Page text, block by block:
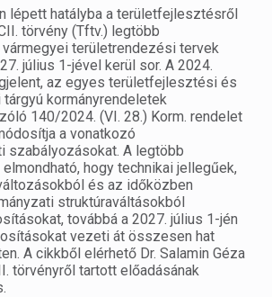
lépett hatályba a területfejlesztésről
törvény (Tftv.) legtöbb
területrendezési tervek
július 1-jével kerül sor. A 2024.
az egyes területfejlesztési és
kormányrendeletek
140/2024. (VI. 28.) Korm. rendelet
a vonatkozó
szabályozásokat. A legtöbb
hogy technikai jellegűek,
és az időközben
struktúraváltásokból
továbbá a 2027. július 1-jén
vezeti át összesen hat
A cikkből elérhető Dr. Salamin Géza
törvényről tartott előadásának